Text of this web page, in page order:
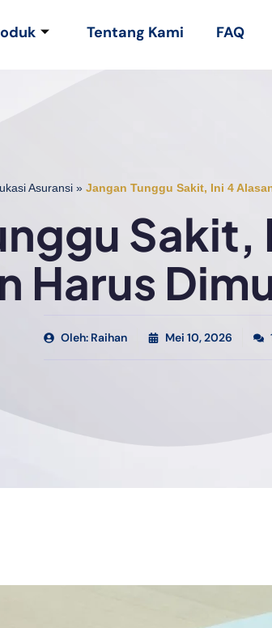
Tentang Kami FAQ
Asuransi» Jangan Tunggu Sakit, Ini 4
Sakit,
Harus
Oleh:Raihan Mei 10, 2026